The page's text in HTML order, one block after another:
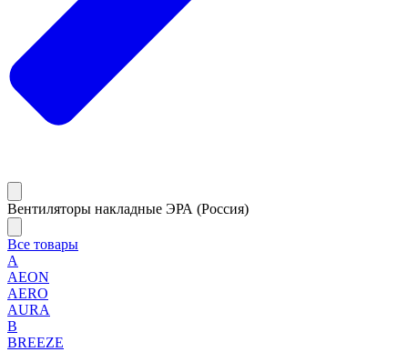
Вентиляторы накладные ЭРА (Россия)
Все товары
A
AEON
AERO
AURA
B
BREEZE